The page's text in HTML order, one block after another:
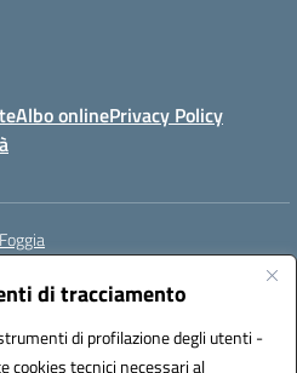
di tracciamento
di profilazione degli utenti -
cookies tecnici necessari al
Albo onlinePrivacy Policy
fgic885004@pec.istruzione.it